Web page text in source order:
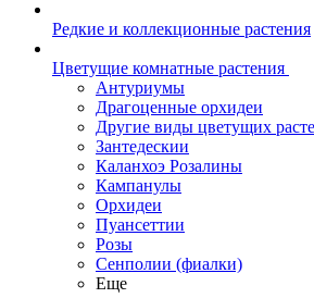
Редкие и коллекционные растения
Цветущие комнатные растения
Антуриумы
Драгоценные орхидеи
Другие виды цветущих
Зантедескии
Каланхоэ Розалины
Кампанулы
Орхидеи
Пуансеттии
Розы
Сенполии (фиалки)
Еще